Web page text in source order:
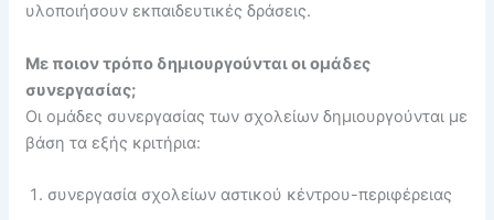
υλοποιήσουν εκπαιδευτικές δράσεις.
Με ποιον τρόπο δημιουργούνται οι ομάδες
συνεργασίας;
Οι ομάδες συνεργασίας των σχολείων δημιουργούνται με
βάση τα εξής κριτήρια:
συνεργασία σχολείων αστικού κέντρου-περιφέρειας